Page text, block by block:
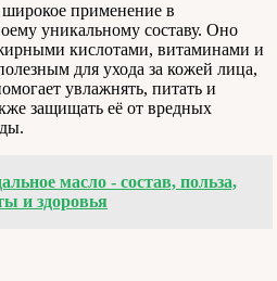
применение в
уникальному составу. Оно
кислотами, витаминами и
для ухода за кожей лица,
увлажнять, питать и
защищать её от вредных
масло - состав, польза,
и здоровья